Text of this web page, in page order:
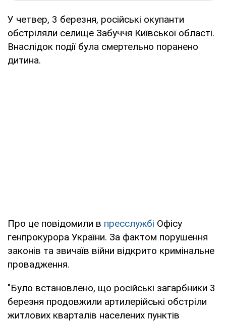
У четвер, 3 березня, російські окупанти
обстріляли селище Забуччя Київської області.
Внаслідок події була смертельно поранено
дитина.
Про це повідомили в пресслужбі Офісу
генпрокурора України. За фактом порушення
законів та звичаїв війни відкрито кримінальне
провадження.
"Було встановлено, що російські загарбники 3
березня продовжили артилерійські обстріли
житлових кварталів населених пунктів